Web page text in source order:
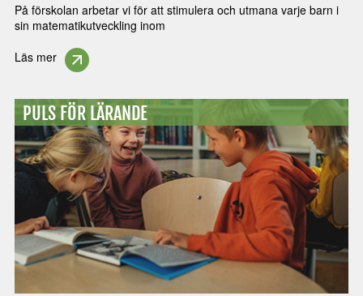
På förskolan arbetar vi för att stimulera och utmana varje barn i
sin matematikutveckling inom
Läs mer
PULS FÖR LÄRANDE